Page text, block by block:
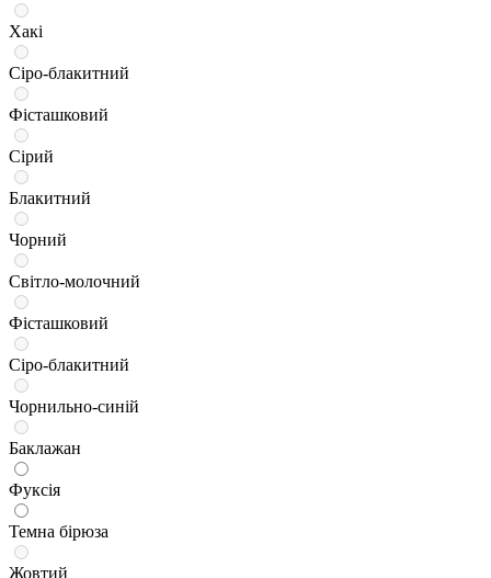
Хакі
Сіро-блакитний
Фісташковий
Сірий
Блакитний
Чорний
Світло-молочний
Фісташковий
Сіро-блакитний
Чорнильно-синій
Баклажан
Фуксія
Темна бірюза
Жовтий